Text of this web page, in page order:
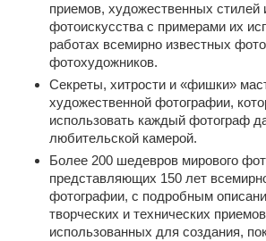
приемов, художественных стилей
фотоискусства с примерами их
работах всемирно известных
фотохудожников.
Секреты, хитрости и «фишки»
художественной фотографии,
использовать каждый фотограф
любительской камерой.
Более 200 шедевров мирового
представляющих 150 лет
фотографии, с подробным
творческих и технических
использованных для создания,